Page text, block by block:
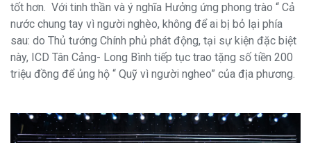
tốt hơn. Với tinh thần và ý nghĩa Hưởng ứng phong trào “ Cả
nước chung tay vì người nghèo, không để ai bị bỏ lại phía
sau: do Thủ tướng Chính phủ phát động, tại sự kiện đặc biệt
này, ICD Tân Cảng- Long Bình tiếp tục trao tặng số tiền 200
triệu đồng để ủng hộ “ Quỹ vì người ngheo” của địa phương.